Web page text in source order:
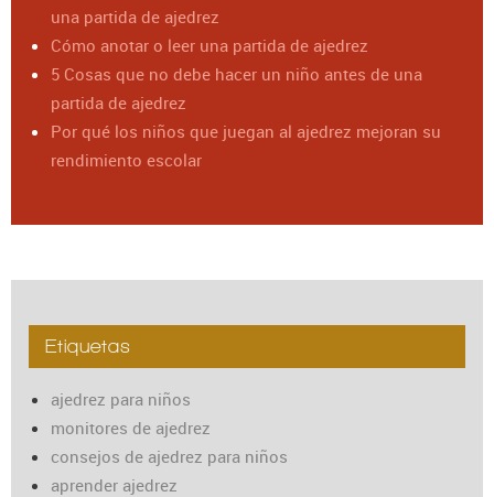
una partida de ajedrez
Cómo anotar o leer una partida de ajedrez
5 Cosas que no debe hacer un niño antes de una
partida de ajedrez
Por qué los niños que juegan al ajedrez mejoran su
rendimiento escolar
Etiquetas
ajedrez para niños
monitores de ajedrez
consejos de ajedrez para niños
aprender ajedrez